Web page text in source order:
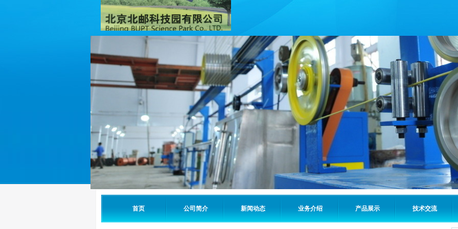
首页 公司简介 新闻动态 业务介绍 产品展示 技术交流